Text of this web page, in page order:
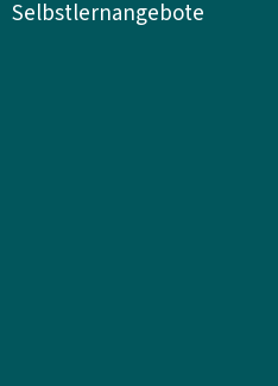
Selbstlernangebote